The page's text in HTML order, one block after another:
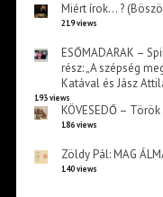
Miért írok… ?
219 views
ESŐMADARAK –
rész: „A szépség
Katával és Jász
193 views
KÖVESEDŐ –
186 views
Zöldy Pál: MAG
140 views